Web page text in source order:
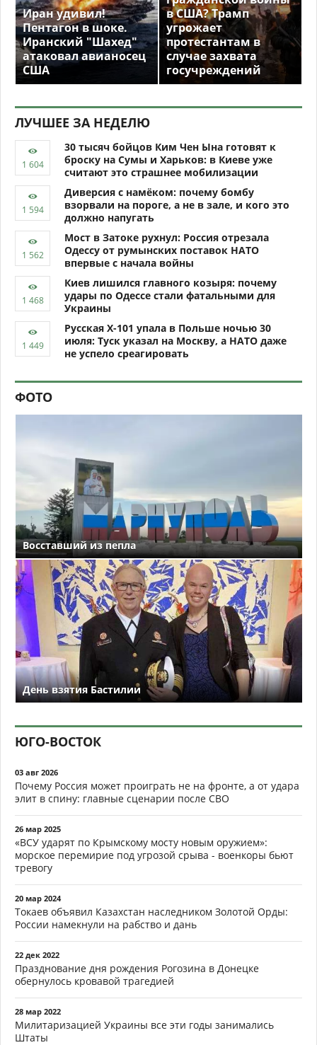
Иран удивил!
Пентагон в шоке.
Иранский "Шахед"
атаковал авианосец
США
в США? Трамп
угрожает
протестантам в
случае захвата
госучреждений
ЛУЧШЕЕ ЗА НЕДЕЛЮ
30 тысяч бойцов Ким Чен Ына готовят к
броску на Сумы и Харьков: в Киеве уже
считают это страшнее мобилизации
Диверсия с намёком: почему бомбу
взорвали на пороге, а не в зале, и кого это
должно напугать
Мост в Затоке рухнул: Россия отрезала
Одессу от румынских поставок НАТО
впервые с начала войны
Киев лишился главного козыря: почему
удары по Одессе стали фатальными для
Украины
Русская Х-101 упала в Польше ночью 30
июля: Туск указал на Москву, а НАТО даже
не успело среагировать
ФОТО
Восставший из пепла
День взятия Бастилии
ЮГО-ВОСТОК
03 авг 2026
Почему Россия может проиграть не на фронте, а от удара
элит в спину: главные сценарии после СВО
26 мар 2025
«ВСУ ударят по Крымскому мосту новым оружием»:
морское перемирие под угрозой срыва - военкоры бьют
тревогу
20 мар 2024
Токаев объявил Казахстан наследником Золотой Орды:
России намекнули на рабство и дань
22 дек 2022
Празднование дня рождения Рогозина в Донецке
обернулось кровавой трагедией
28 мар 2022
Милитаризацией Украины все эти годы занимались
Штаты